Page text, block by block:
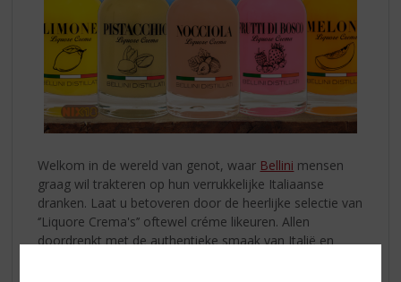
Welkom in de wereld van genot, waar Bellini mensen
graag wil trakteren op hun verrukkelijke Italiaanse
dranken. Laat u betoveren door de heerlijke selectie van
‘’Liquore Crema's’’ oftewel créme likeuren. Allen
doordrenkt met de authentieke smaak van Italië en